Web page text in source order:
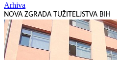
Arhiva
NOVA ZGRADA TUŽITELJSTVA BIH